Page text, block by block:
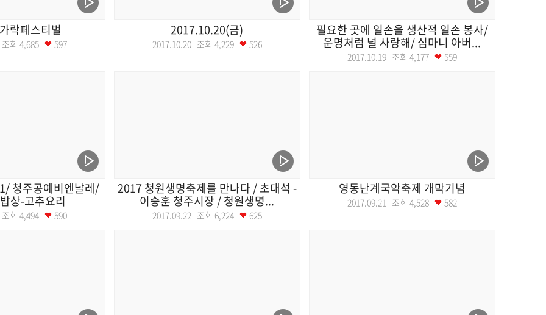
락페스티벌
회 4,685 597
2017.10.20(금)
2017.10.20 조회 4,229 526
필요한 곳에 일손을 생산적 일손 봉사/
운명처럼 널 사랑해/ 심마니 아버...
2017.10.19 조회 4,177 559
청주공예비엔날레/
상-고추요리
회 4,494 590
2017 청원생명축제를 만나다 / 초대석 -
이승훈 청주시장 / 청원생명...
2017.09.22 조회 6,224 625
영동난계국악축제 개막기념
2017.09.21 조회 4,528 582